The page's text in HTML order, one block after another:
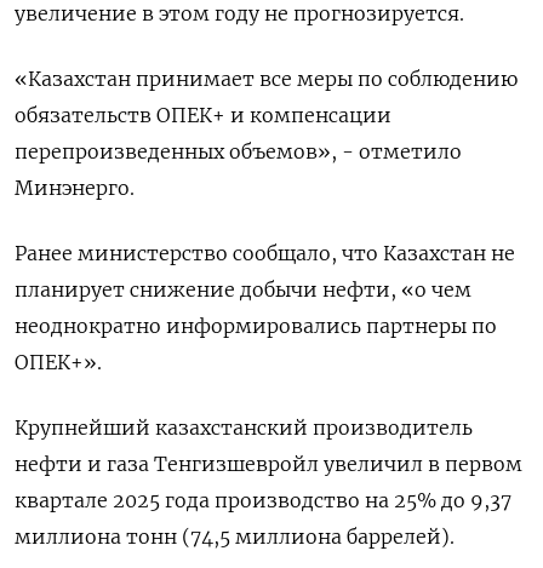
увеличение в этом году не прогнозируется.
«Казахстан принимает все меры по соблюдению
обязательств ОПЕК+ и компенсации
перепроизведенных объемов», - отметило
Минэнерго.
Ранее министерство сообщало, что Казахстан не
планирует снижение добычи нефти, «о чем
неоднократно информировались партнеры по
ОПЕК+».
Крупнейший казахстанский производитель
нефти и газа Тенгизшевройл увеличил в первом
квартале 2025 года производство на 25% до 9,37
миллиона тонн (74,5 миллиона баррелей).